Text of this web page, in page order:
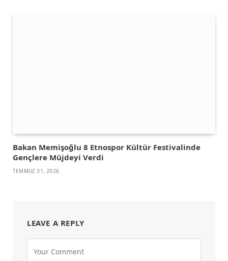
Bakan Memişoğlu 8 Etnospor Kültür Festivalinde
Gençlere Müjdeyi Verdi
TEMMUZ 31, 2026
LEAVE A REPLY